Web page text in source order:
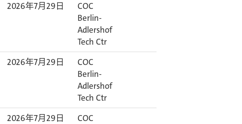
2026年7月29日
COC
Berlin-
Adlershof
Tech Ctr
2026年7月29日
COC
Berlin-
Adlershof
Tech Ctr
2026年7月29日
COC